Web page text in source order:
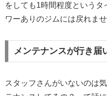
をしても1時間程度という
ワーありのジムには戻れませ
メンテナンスが行き届
スタッフさんがいないのは